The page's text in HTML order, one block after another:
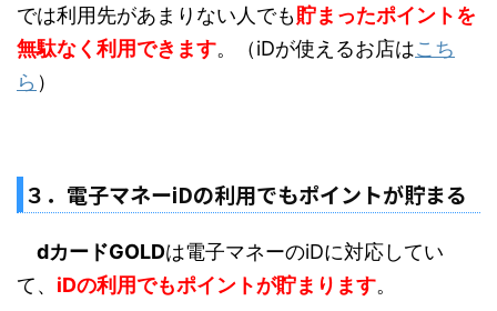
では利用先があまりない人でも貯まったポイントを
無駄なく利用できます。（iDが使えるお店はこち
ら ）
３．電子マネーiDの利用でもポイントが貯まる
dカードGOLDは電子マネーのiDに対応してい
て、 iDの利用でもポイントが貯まります。